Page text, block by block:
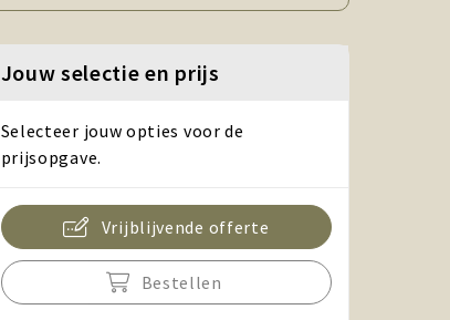
Jouw selectie en prijs
Selecteer jouw opties voor de
prijsopgave.
Vrijblijvende offerte
Bestellen